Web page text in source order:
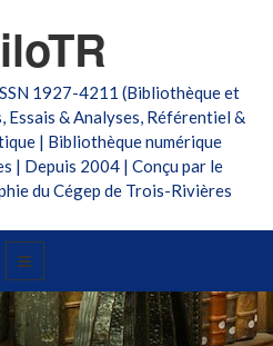
1927-4211 (Bibliothèque et
Essais & Analyses, Référentiel &
| Bibliothèque numérique
| Depuis 2004 | Conçu par le
du Cégep de Trois-Rivières